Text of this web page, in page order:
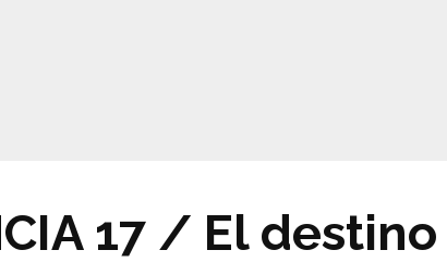
17 / El